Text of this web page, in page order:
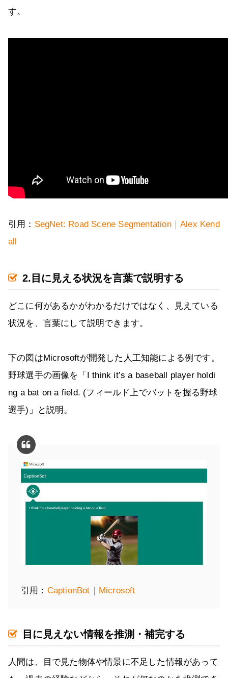
す。
引用： SegNet: Road Scene Segmentation｜Alex Kend
all
2.目に見える状況を言葉で説明する
どこに何があるかがわかるだけではなく、見えている
状況を、言葉にして説明できます。
下の図はMicrosoftが開発した人工知能による例です。
野球選手の画像を「I think it’s a baseball player holdi
ng a bat on a field. (フィールド上でバットを握る野球
選手)」と説明。
引用： CaptionBot｜Microsoft
目に見えない情報を推測・補完する
人間は、目で見た物体や情景に不足した情報があって